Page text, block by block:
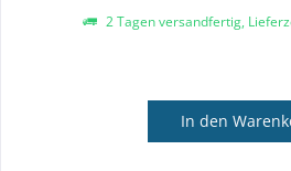
2 Tagen versandfertig,
In den